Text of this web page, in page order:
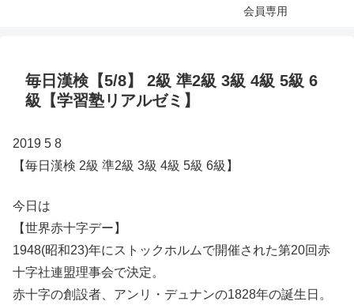
会員専用
毎日漢検【5/8】 2級 準2級 3級 4級 5級 6
級【学習塾リアルゼミ】
2019 5 8
【毎日漢検 2級 準2級 3級 4級 5級 6級】
今日は
【世界赤十字デー】
1948(昭和23)年にストックホルムで開催された第20回赤
十字社連盟理事会で決定。
赤十字の創設者、アンリ・デュナンの1828年の誕生日。